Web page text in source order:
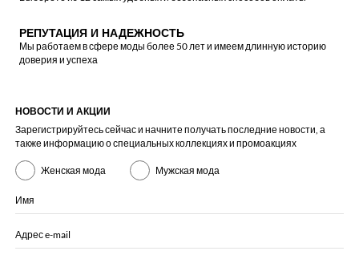
РЕПУТАЦИЯ И НАДЕЖНОСТЬ
Мы работаем в сфере моды более 50 лет и имеем длинную историю
доверия и успеха
НОВОСТИ И АКЦИИ
Зарегистрируйтесь сейчас и начните получать последние новости, а
также информацию о специальных коллекциях и промоакциях
Женская мода Мужская мода
Имя
Адрес e-mail